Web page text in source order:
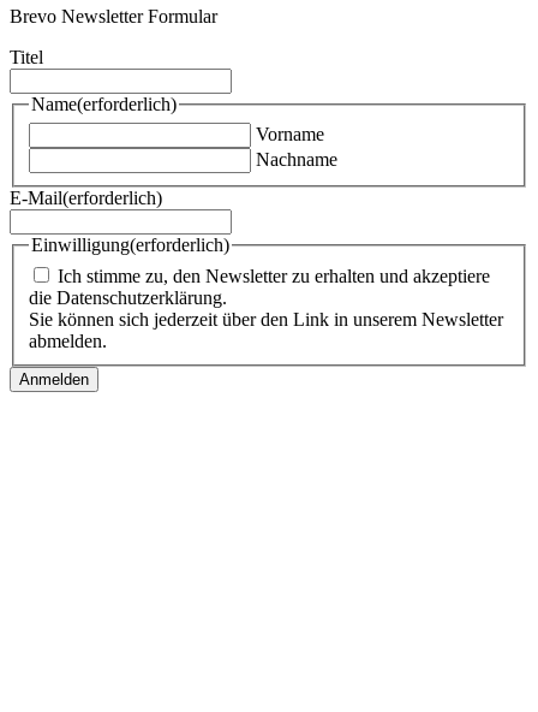
Brevo Newsletter Formular
Titel
Name(erforderlich)
Vorname
Nachname
E-Mail(erforderlich)
Einwilligung(erforderlich)
Ich stimme zu, den Newsletter zu erhalten und akzeptiere
die Datenschutzerklärung.
Sie können sich jederzeit über den Link in unserem Newsletter
abmelden.